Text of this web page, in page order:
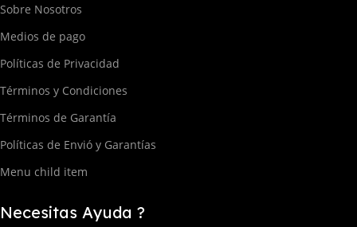
Sobre Nosotros
Medios de pago
Políticas de Privacidad
Términos y Condiciones
Términos de Garantía
Políticas de Envió y Garantías
Menu child item
Necesitas Ayuda ?